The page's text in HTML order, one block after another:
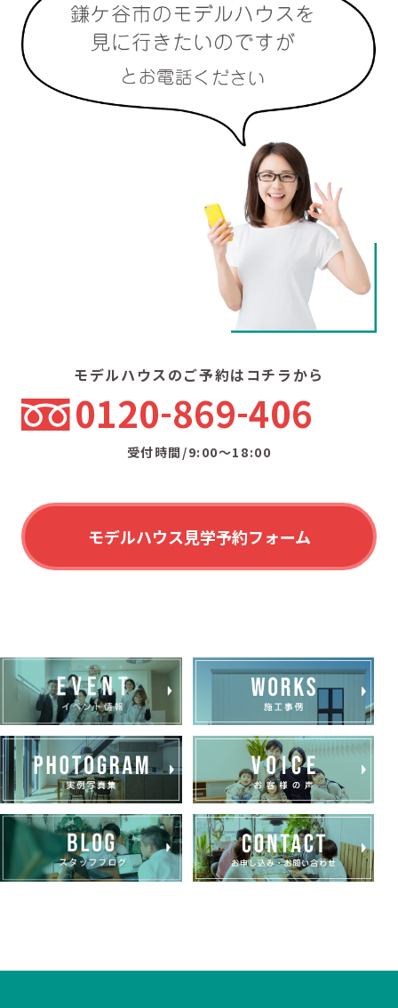
モデルハウスのご予約はコチラから
0120 869 406
受付時間/9:00〜18:00
モデルハウス見学予約フォーム